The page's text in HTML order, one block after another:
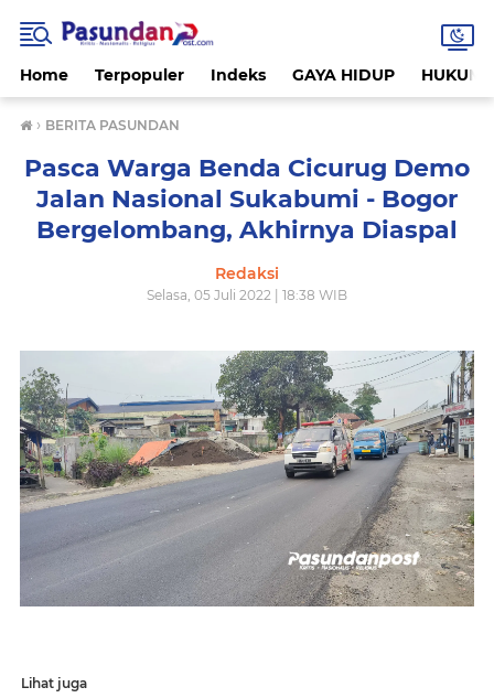
Home Terpopuler Indeks GAYA HIDUP HUKUM
› BERITA PASUNDAN
Pasca Warga Benda Cicurug Demo
Jalan Nasional Sukabumi - Bogor
Bergelombang, Akhirnya Diaspal
Redaksi
Selasa, 05 Juli 2022 | 18:38 WIB
Lihat juga